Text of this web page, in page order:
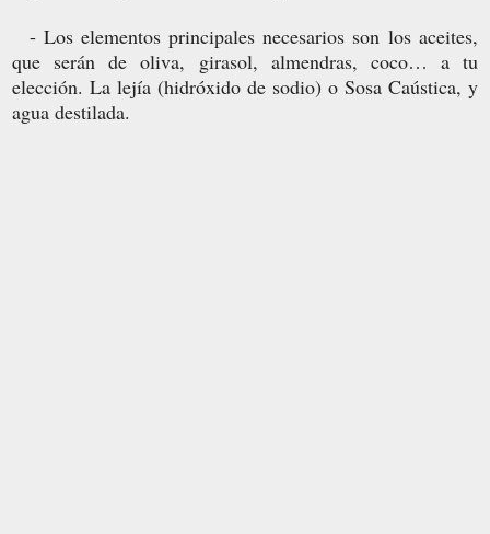
- Los elementos principales necesarios son los aceites,
que serán de oliva, girasol, almendras, coco… a tu
elección. La lejía (hidróxido de sodio) o Sosa Caústica, y
agua destilada.